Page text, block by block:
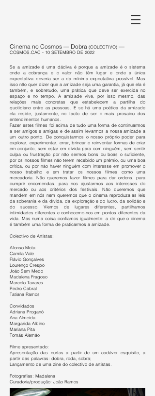
Cinema no Cosmos — Dobra (COLECTIVO) —
COSMOS.CAC - 10 SETEMBRO DE 2022
Se a amizade é uma dádiva é porque a amizade é o sistema
onde a cobrança e o valor não têm lugar e onde a única
expectativa deveria ser a da mínima expectativa possível. Mas
isso não quer dizer que a amizade seja uma garantia, já que ela é
também, e sobretudo, uma prática que deve ser exercida no
espaço e no tempo. A amizade vive, por isso mesmo, das
relações mais concretas que estabelecem a partilha do
quotidiano entre as pessoas. E se há uma poética da amizade
ela reside, justamente, no facto de ser o mais prosaico dos
entendimentos humanos.
Fazer estes filmes foi acima de tudo uma forma de continuarmos
a ser amigos e amigas e de assim levarmos a nossa amizade a
um outro ponto. De conquistarmos o nosso próprio poder para
explorar, experimentar, errar, brincar e reinventar formas de criar
em conjunto, sem estar em dívida para com ninguém, sem sentir
culpa ou frustração por não sermos bons ou boas o suficiente,
por os nossos filmes não terem recebido um prémio, ou uma boa
crítica, ou por não haver ninguém com interesse em promover o
nosso trabalho e em tratar os nossos filmes como uma
mercadoria. Não queremos fazer filmes para dar ordens, para
cumprir encomendas, para nos ajustarmos aos interesses do
mercado ou aos critérios dos festivais. Não queremos que
mandem em nós nem queremos que o cinema reproduza as leis
da soberania e da dívida, da exploração e do lucro, da solidão e
do sucesso. Viemos de lugares diferentes, partilhamos
intimidades diferentes e conhecemo-nos em pontos diferentes da
vida. Mas numa coisa confiamos igualmente: a de que o cinema
é também uma forma de praticarmos a amizade.
Colectivo de Artistas:
Afonso Mota
Camila Vale
Flávio Gonçalves
Lourenço Crespo
João Sem Medo
Madalena Fragoso
Marcelo Tavares
Pedro Cabral
Tatiana Ramos
Convidados
Adriana Proganó
Ana Almeida
Margarida Albino
Mariana Pita
Tomás Alemão
Filme apresentado:
Apresentação das curtas a partir de um cadáver esquisito, a
partir das palavras: dobra, roda, sobra;
Lançamento de uma zine do colectivo de artistas.
Fotografias: Madalena
Curadoria/produção: João Ramos